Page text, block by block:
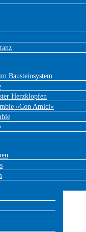
Bausteinsystem
Herzklopfen
»Con Amici«